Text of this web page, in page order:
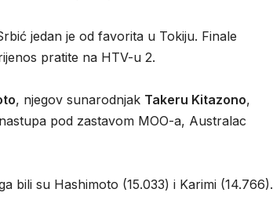
jedan je od favorita u Tokiju. Finale
pratite na HTV-u 2.
, njegov sunarodnjak Takeru Kitazono,
pod zastavom MOO-a, Australac
bili su Hashimoto (15.033) i Karimi (14.766).